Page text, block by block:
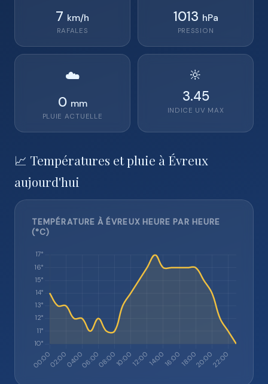
7 km/h
RAFALES
1013 hPa
PRESSION
☁️
0 mm
PLUIE ACTUELLE
🔆
3.45
INDICE UV MAX
📈 Températures et pluie à Évreux
aujourd'hui
TEMPÉRATURE À ÉVREUX HEURE PAR HEURE
(°C)